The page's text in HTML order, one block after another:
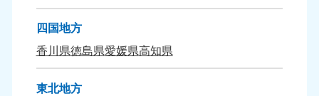
四国地方
香川県徳島県愛媛県高知県
東北地方